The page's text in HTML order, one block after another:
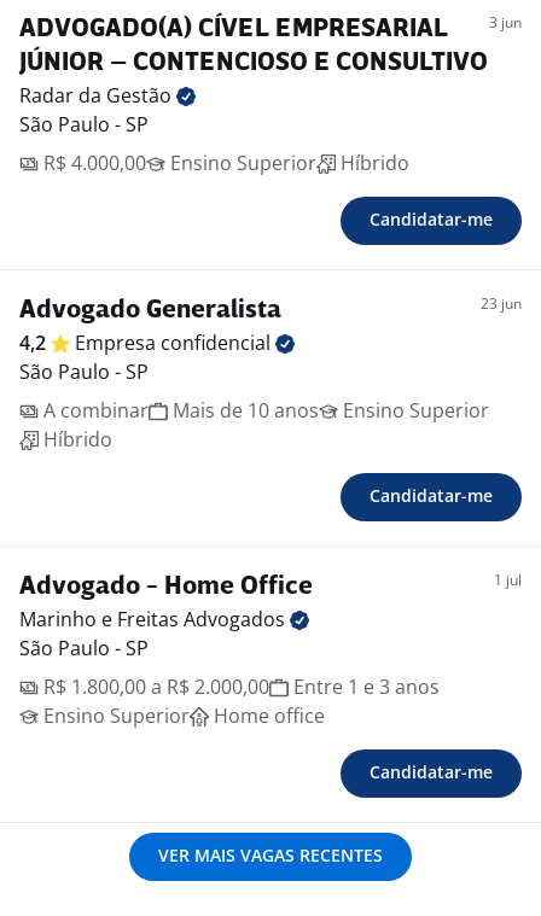
ADVOGADO(A) CÍVEL EMPRESARIAL
JÚNIOR – CONTENCIOSO E CONSULTIVO
3 jun
Radar da Gestão
São Paulo - SP
R$ 4.000,00
Ensino Superior Híbrido
Candidatar-me
Advogado Generalista 23 jun
4,2 Empresa confidencial
São Paulo - SP
A combinar
Mais de 10 anos
Ensino Superior
Híbrido
Candidatar-me
Advogado - Home Office 1 jul
Marinho e Freitas Advogados
São Paulo - SP
R$ 1.800,00 a R$ 2.000,00
Entre 1 e 3 anos
Ensino Superior
Home office
Candidatar-me
VER MAIS VAGAS RECENTES